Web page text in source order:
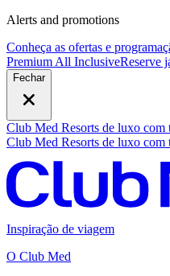
Alerts and promotions
Conheça as ofertas e
Premium All InclusiveReserve
Fechar
Club Med Resorts de luxo com
Club Med Resorts de luxo com
Inspiração de viagem
O Club Med